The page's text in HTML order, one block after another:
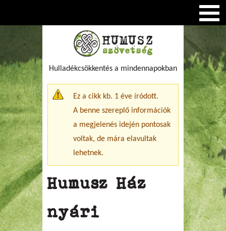
Hulladékcsökkentés a mindennapokban
Figyelmeztető üzenet
Ez a cikk kb. 1 éve íródott.
A benne szereplő információk
a megjelenés idején pontosak
voltak, de mára elavultak
lehetnek.
Humusz Ház
nyári